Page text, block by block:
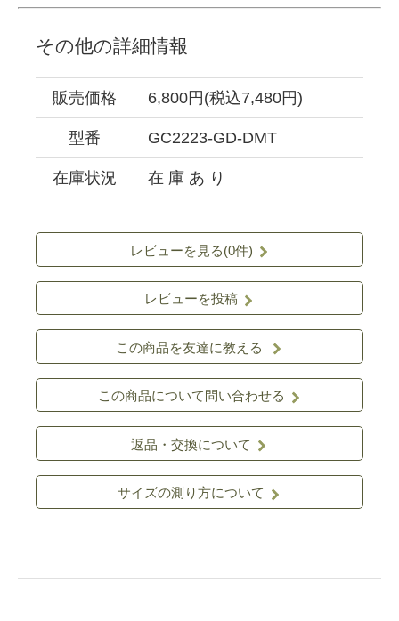
その他の詳細情報
販売価格 6,800円(税込7,480円)
型番 GC2223-GD-DMT
在庫状況 在 庫 あ り
レビューを見る(0件)
レビューを投稿
この商品を友達に教える
この商品について問い合わせる
返品・交換について
サイズの測り方について